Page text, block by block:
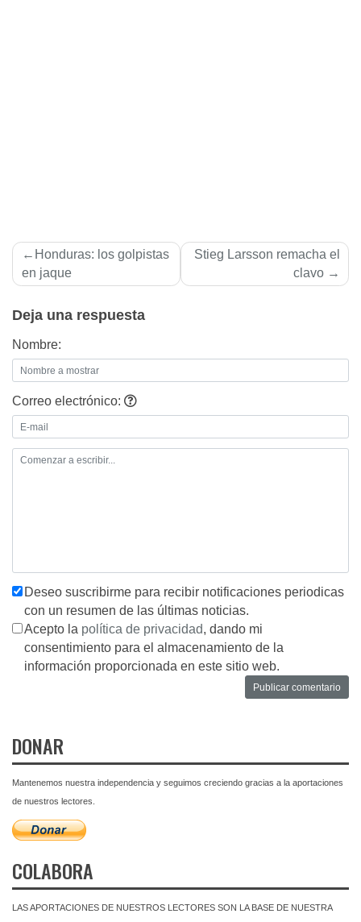
Navegación
de
Honduras: los golpistas
en jaque
Stieg Larsson remacha el
clavo
Deja una respuesta
Nombre:
Correo electrónico:
Deseo suscribirme para recibir notificaciones periodicas
con un resumen de las últimas noticias.
Acepto la política de privacidad, dando mi
consentimiento para el almacenamiento de la
información proporcionada en este sitio web.
DONAR
Mantenemos nuestra independencia y seguimos creciendo gracias a la aportaciones
de nuestros lectores.
COLABORA
LAS APORTACIONES DE NUESTROS LECTORES SON LA BASE DE NUESTRA